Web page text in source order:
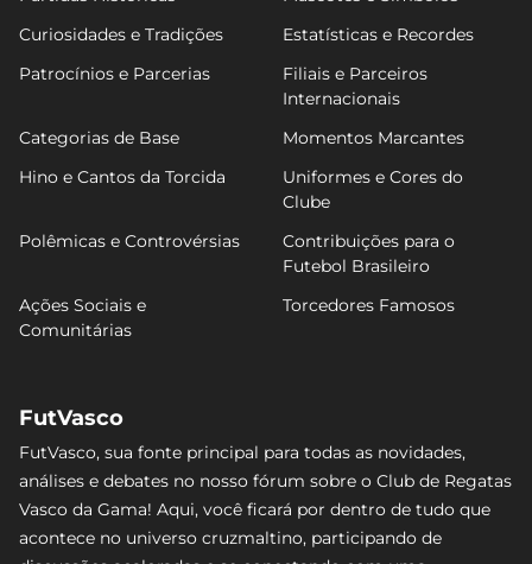
Curiosidades e Tradições
Estatísticas e Recordes
Patrocínios e Parcerias
Filiais e Parceiros
Internacionais
Categorias de Base
Momentos Marcantes
Hino e Cantos da Torcida
Uniformes e Cores do
Clube
Polêmicas e Controvérsias
Contribuições para o
Futebol Brasileiro
Ações Sociais e
Comunitárias
Torcedores Famosos
FutVasco
FutVasco, sua fonte principal para todas as novidades,
análises e debates no nosso fórum sobre o Club de Regatas
Vasco da Gama! Aqui, você ficará por dentro de tudo que
acontece no universo cruzmaltino, participando de